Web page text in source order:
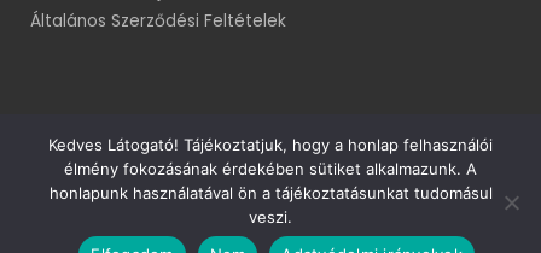
Általános Szerződési Feltételek
Minden jog fenntartva! © 2014
Rendeléskövetés
Kedves Látogató! Tájékoztatjuk, hogy a honlap felhasználói
élmény fokozásának érdekében sütiket alkalmazunk. A
honlapunk használatával ön a tájékoztatásunkat tudomásul
veszi.